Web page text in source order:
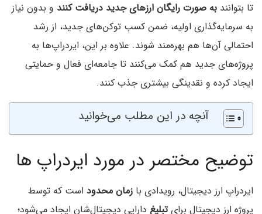
تا بتوانند به صورت رایگان ارزهای جدید دریافت کنند و بدون نیاز
به سرمایه‌گذاری اولیه، ضمن کسب توکن‌های جدید، از رشد
احتمالی آن‌ها هم بهره‌مند شوند. علاوه بر این، ایردراپ‌ها به
پروژه‌های جدید هم کمک می‌کنند تا جامعه‌ای فعال و حمایتی
ایجاد کرده و نقدینگی بیشتری جذب کنند.
آنچه در این مطلب می‌خوانید
توضیح مختصر در مورد ایردراپ ها
ایردراپ ارز دیجیتال، رویدادی با زمان محدود است که توسط
پروژه ارز دیجیتال برایتبلیغ دارایی دیجیتال‌‌شان ایجاد می‌شود؛